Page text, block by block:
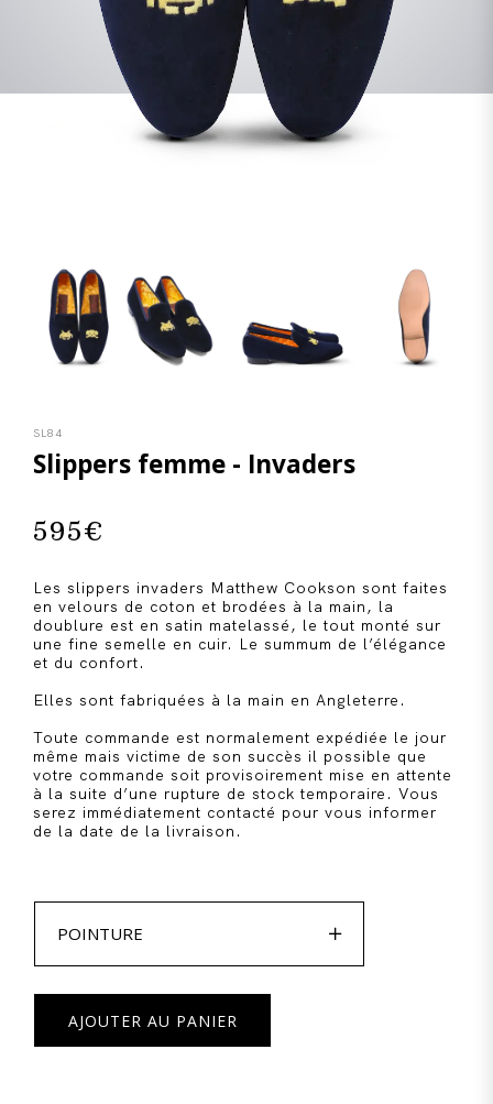
SL84
Slippers femme - Invaders
595€
Les slippers invaders Matthew Cookson sont faites
en velours de coton et brodées à la main, la
doublure est en satin matelassé, le tout monté sur
une fine semelle en cuir. Le summum de l’élégance
et du confort.
Elles sont fabriquées à la main en Angleterre.
Toute commande est normalement expédiée le jour
même mais victime de son succès il possible que
votre commande soit provisoirement mise en attente
à la suite d’une rupture de stock temporaire. Vous
serez immédiatement contacté pour vous informer
de la date de la livraison.
POINTURE
AJOUTER AU PANIER